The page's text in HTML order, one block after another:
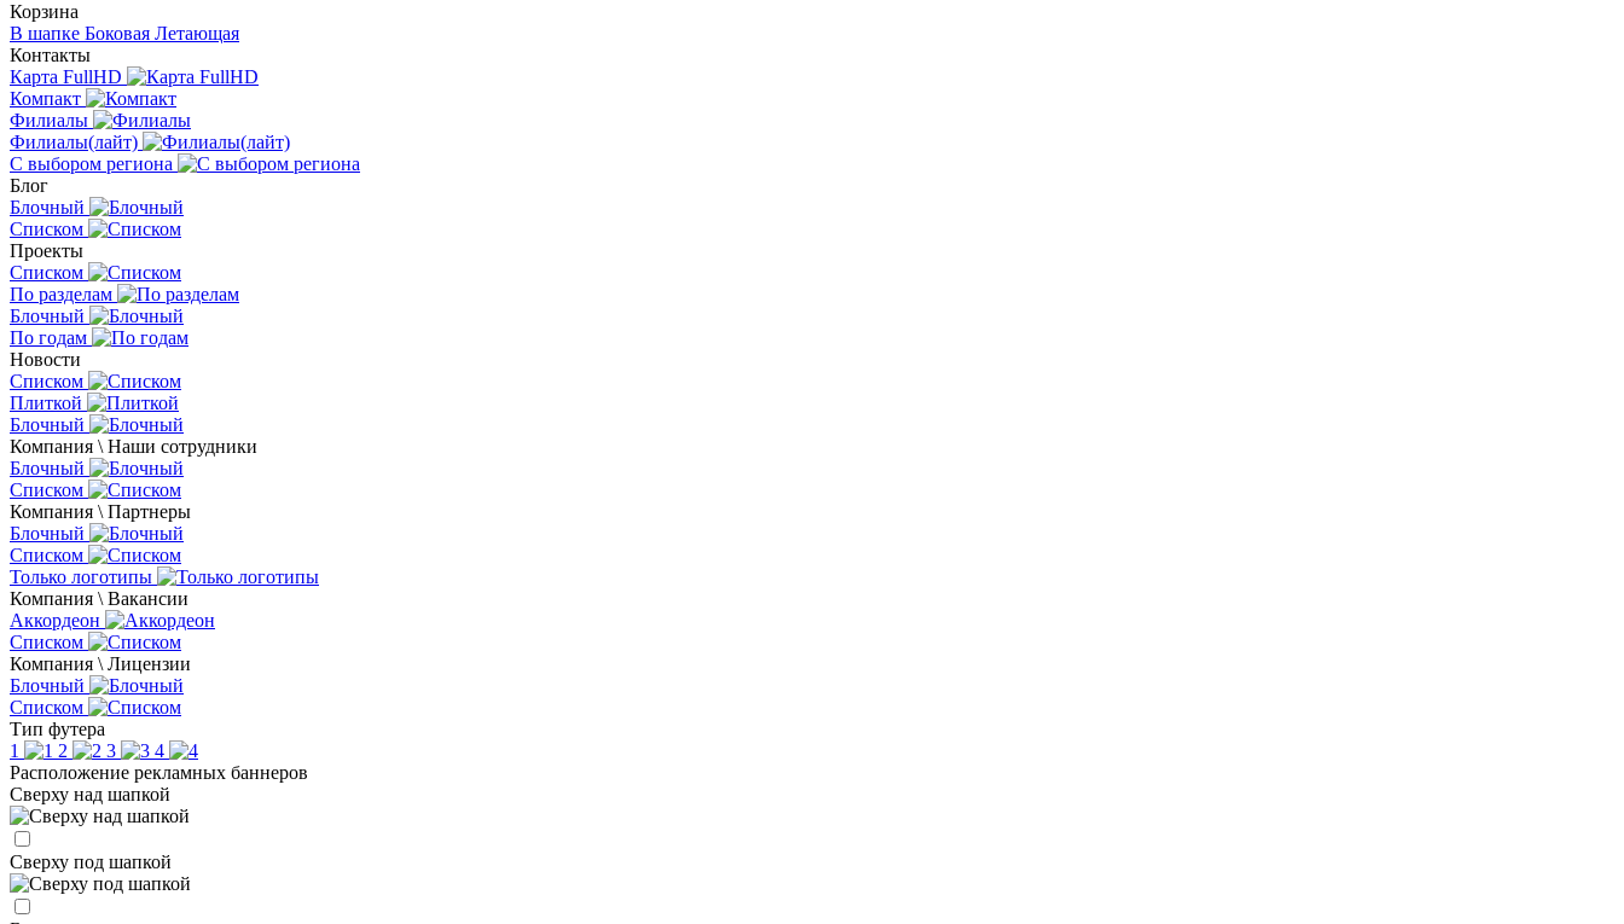
Корзина
В шапке Боковая Летающая
Контакты
Карта FullHD
Компакт
Филиалы
Филиалы(лайт)
С выбором региона
Блог
Блочный
Списком
Проекты
Списком
По разделам
Блочный
По годам
Новости
Списком
Плиткой
Блочный
Компания \ Наши сотрудники
Блочный
Списком
Компания \ Партнеры
Блочный
Списком
Только логотипы
Компания \ Вакансии
Аккордеон
Списком
Компания \ Лицензии
Блочный
Списком
Тип футера
1
2 3
4
Расположение рекламных баннеров
Сверху над шапкой
Сверху под шапкой